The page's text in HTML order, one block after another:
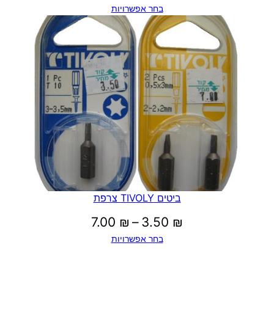
⁦5.00 ₪⁩
עד
בחר אפשרויות
ביטים TIVOLY צרפת
3.50 ₪
–
7.00 ₪
בחר אפשרויות